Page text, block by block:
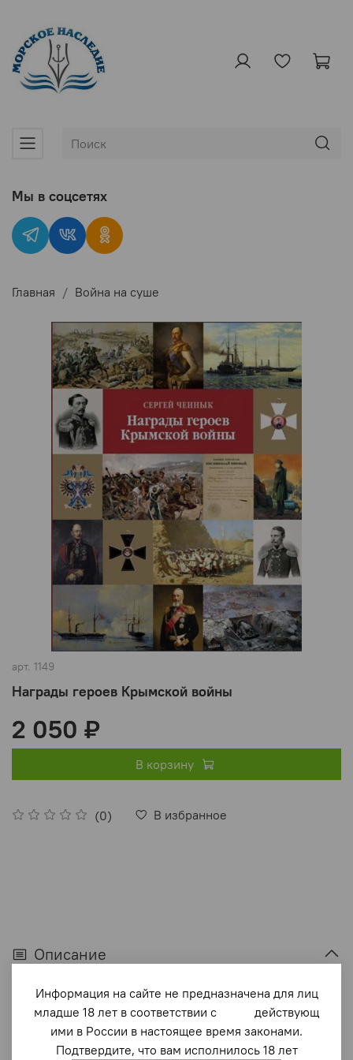
Главная Война на суше
арт. 1149
Награды героев Крымской войны
(0) В избранное
2 050 ₽
В корзину
Описание
Более 160 лет прошло с начала Восточной (Крымской)
войны (1853-1856), а ее события полны белых пятен,
требующих детального изучения и во многом
переосмысления, особенно в реалиях современной
Мы в соцсетях
Информация на сайте не предназначена для лиц
младше 18 лет в соответствии с действующ
ими в России в настоящее время законами.
Подтвердите, что вам исполнилось 18 лет